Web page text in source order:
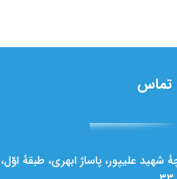
تماس
شهید علیپور، پاساژ ابهری، طبقهٔ اوّل،